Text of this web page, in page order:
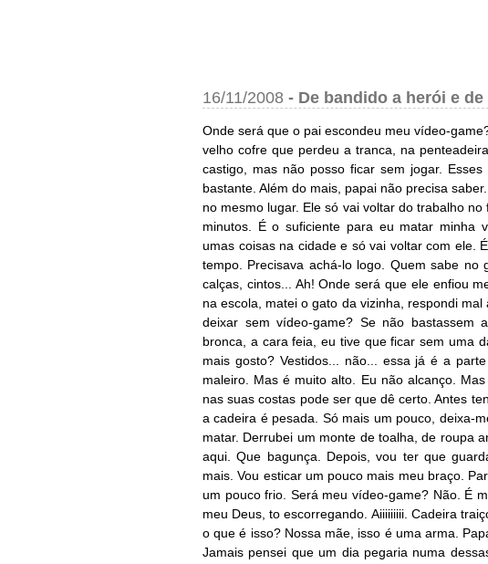
16/11/2008 - De bandido a herói e
Onde será que o pai escondeu meu vídeo-
velho cofre que perdeu a tranca, na
castigo, mas não posso ficar sem jogar.
bastante. Além do mais, papai não precisa
no mesmo lugar. Ele só vai voltar do trabalho
minutos. É o suficiente para eu matar minha
umas coisas na cidade e só vai voltar com ele.
tempo. Precisava achá-lo logo. Quem sabe no
calças, cintos... Ah! Onde será que ele enfiou
na escola, matei o gato da vizinha, respondi
deixar sem vídeo-game? Se não
bronca, a cara feia, eu tive que ficar sem uma
mais gosto? Vestidos... não... essa já é a
maleiro. Mas é muito alto. Eu não alcanço.
nas suas costas pode ser que dê certo. Antes
a cadeira é pesada. Só mais um pouco, deixa-
matar. Derrubei um monte de toalha, de roupa
aqui. Que bagunça. Depois, vou ter que
mais. Vou esticar um pouco mais meu braço.
um pouco frio. Será meu vídeo-game? Não. É
meu Deus, to escorregando. Aiiiiiiiii. Cadeira
o que é isso? Nossa mãe, isso é uma arma.
Jamais pensei que um dia pegaria numa